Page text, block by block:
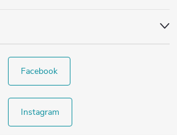
Facebook
Instagram